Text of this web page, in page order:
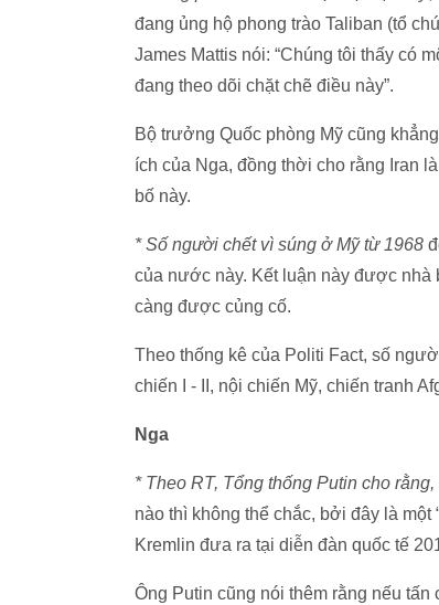
đang ủng hộ phong trào Taliban (tổ
James Mattis nói: “Chúng tôi thấy có
đang theo dõi chặt chẽ điều này”.
Bộ trưởng Quốc phòng Mỹ cũng
ích của Nga, đồng thời cho rằng Iran
bố này.
* Số người chết vì súng ở Mỹ từ 1968
của nước này. Kết luận này được nhà
càng được củng cố.
Theo thống kê của Politi Fact, số
chiến I - II, nội chiến Mỹ, chiến tranh
Nga
* Theo RT, Tổng thống Putin cho rằng,
nào thì không thể chắc, bởi đây là
Kremlin đưa ra tại diễn đàn quốc tế
Ông Putin cũng nói thêm rằng nếu tấn